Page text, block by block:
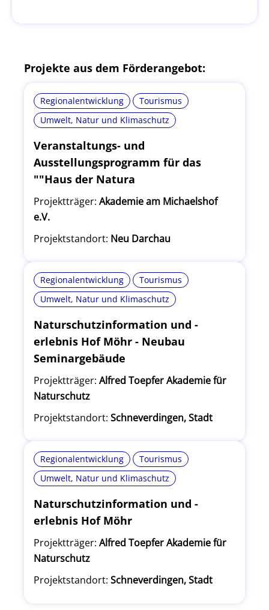
Projekte aus dem Förderangebot:
Regionalentwicklung
Tourismus
Umwelt, Natur und Klimaschutz
Veranstaltungs- und
Ausstellungsprogramm für das
""Haus der Natura
Projektträger: Akademie am Michaelshof
e.V.
Projektstandort: Neu Darchau
Regionalentwicklung
Tourismus
Umwelt, Natur und Klimaschutz
Naturschutzinformation und -
erlebnis Hof Möhr - Neubau
Seminargebäude
Projektträger: Alfred Toepfer Akademie für
Naturschutz
Projektstandort: Schneverdingen, Stadt
Regionalentwicklung
Tourismus
Umwelt, Natur und Klimaschutz
Naturschutzinformation und -
erlebnis Hof Möhr
Projektträger: Alfred Toepfer Akademie für
Naturschutz
Projektstandort: Schneverdingen, Stadt